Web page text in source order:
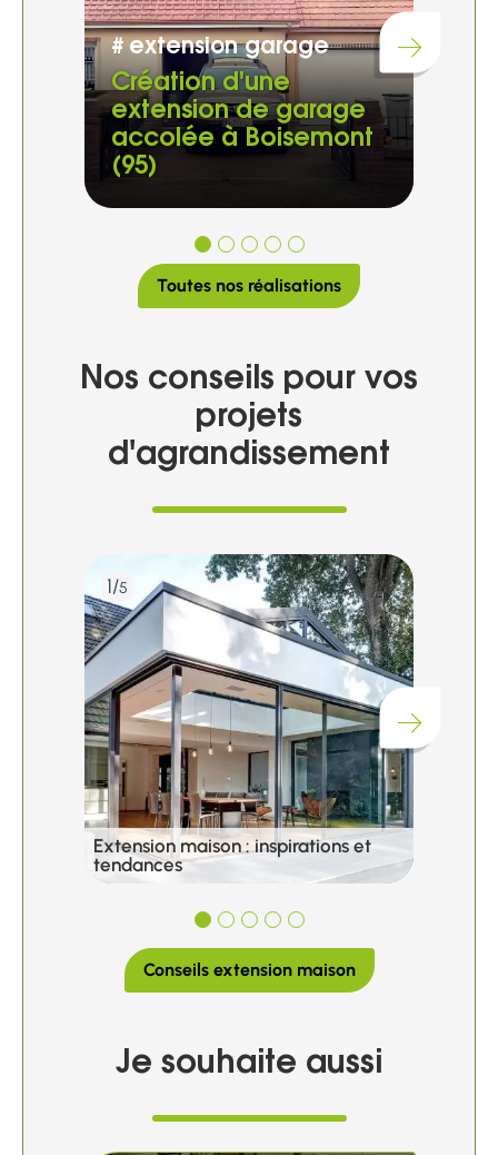
Chargement...
# extension garage
Création d'une
extension de garage
accolée à Boisemont
(95)
Toutes nos réalisations
Nos conseils pour vos
projets
d'agrandissement
Chargement...
1/5
Extension maison : inspirations et
tendances
Conseils extension maison
Je souhaite aussi